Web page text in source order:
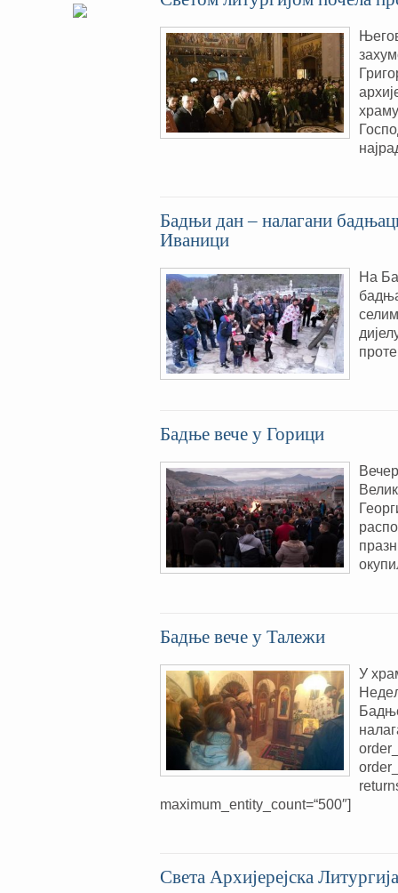
Бадњи дан – налагани
Иваници
На
Бадње вече у Горици
Бадње вече у Талежи
У
maximum_entity_count=“500″]
Света Архијерејска